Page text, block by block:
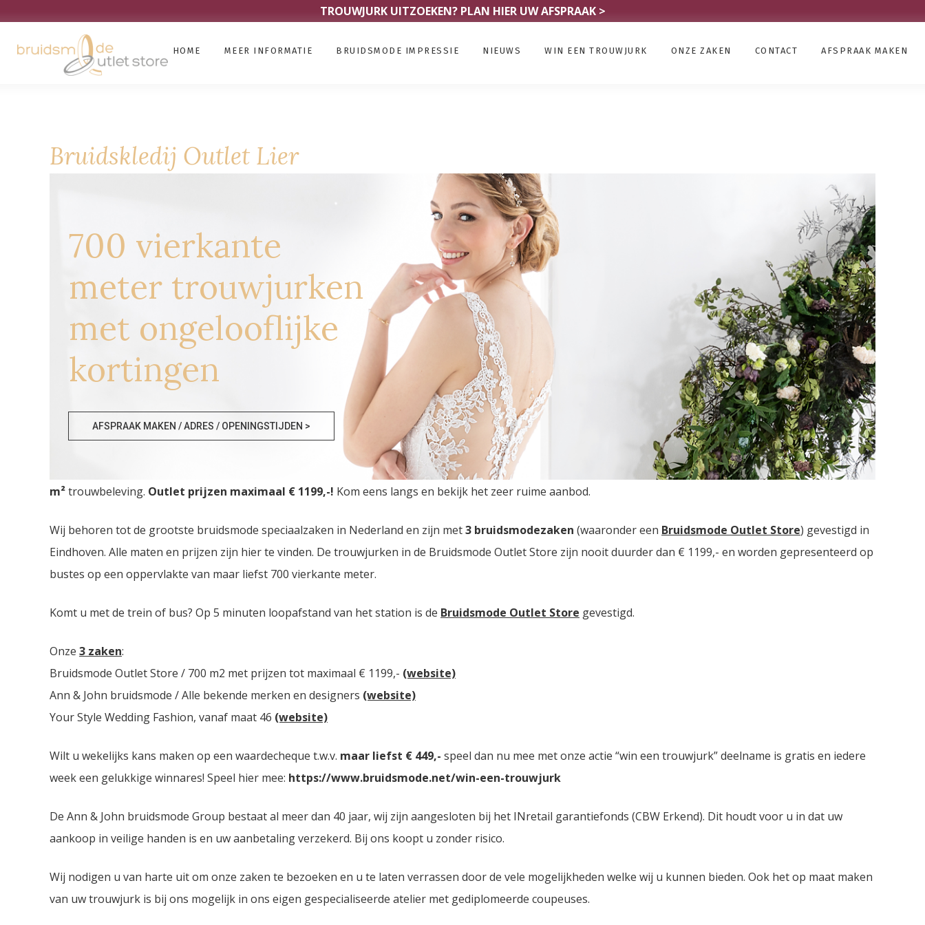
TROUWJURK UITZOEKEN? PLAN HIER UW AFSPRAAK >
HOME MEER INFORMATIE BRUIDSMODE IMPRESSIE NIEUWS WIN EEN TROUWJURK ONZE ZAKEN CONTACT AFSPRAAK MAKEN
Bruidskledij Outlet Lier
700 vierkante
meter trouwjurken
met ongelooflijke
kortingen
AFSPRAAK MAKEN / ADRES / OPENINGSTIJDEN >
Bruidskledij Outlet Lier
grootste Bruidskledij Outlet Store van Nederland vindt u in Eindhoven. Drie bruidsmodezaken met in totaal meer dan2000
m²trouwbeleving. Outlet prijzen maximaal € 1199,-! Kom eens langs en bekijk het zeer ruime aanbod.
Wij behoren tot de grootste bruidsmode speciaalzaken in Nederland en zijn met3 bruidsmodezaken (waaronder een Bruidsmode Outlet Store) gevestigd in
Eindhoven. Alle maten en prijzen zijn hier te vinden. De trouwjurken in de Bruidsmode Outlet Store zijn nooit duurder dan € 1199,- en worden gepresenteerd op
bustes op een oppervlakte van maar liefst 700 vierkante meter.
Komt u met de trein of bus? Op 5 minuten loopafstand van het station is de Bruidsmode Outlet Store gevestigd.
Onze 3 zaken:
Bruidsmode Outlet Store / 700 m2 met prijzen tot maximaal € 1199,- (website)
Ann & John bruidsmode / Alle bekende merken en designers (website)
Your Style Wedding Fashion, vanaf maat 46 (website)
Wilt u wekelijks kans maken op een waardecheque t.w.v. maar liefst € 449,- speel dan nu mee met onze actie “win een trouwjurk” deelname is gratis en iedere
week een gelukkige winnares! Speel hier mee: https://www.bruidsmode.net/win-een-trouwjurk
De Ann & John bruidsmode Group bestaat al meer dan 40 jaar, wij zijn aangesloten bij het INretail garantiefonds (CBW Erkend). Dit houdt voor u in dat uw
aankoop in veilige handen is en uw aanbetaling verzekerd. Bij ons koopt u zonder risico.
Wij nodigen u van harte uit om onze zaken te bezoeken en u te laten verrassen door de vele mogelijkheden welke wij u kunnen bieden. Ook het op maat maken
van uw trouwjurk is bij ons mogelijk in ons eigen gespecialiseerde atelier met gediplomeerde coupeuses.